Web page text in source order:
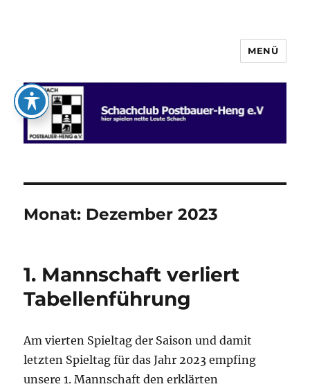
Schachclub Postbauer-Heng e.V.
MENÜ
Monat: Dezember 2023
1. Mannschaft verliert
Tabellenführung
Am vierten Spieltag der Saison und damit
letzten Spieltag für das Jahr 2023 empfing
unsere 1. Mannschaft den erklärten